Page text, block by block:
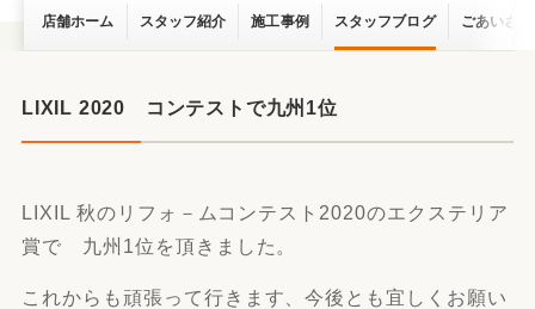
店舗ホーム スタッフ紹介 施工事例 スタッフブログ ごあいさつ
LIXIL 2020 コンテストで九州1位
LIXIL 秋のリフォ－ムコンテスト2020のエクステリア
賞で 九州1位を頂きました。
これからも頑張って行きます、今後とも宜しくお願い